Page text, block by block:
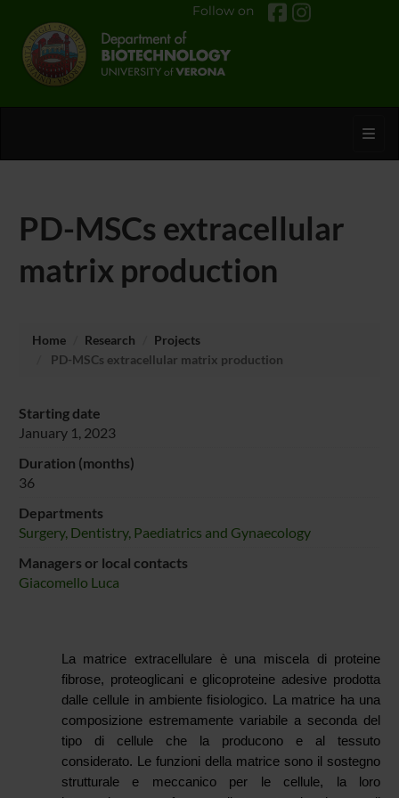
Follow on
PD-MSCs extracellular
matrix production
Home Research
Projects
PD-MSCs extracellular matrix production
Starting date
January 1, 2023
Duration (months)
36
Departments
Surgery, Dentistry, Paediatrics and Gynaecology
Managers or local contacts
Giacomello Luca
La matrice extracellulare è una miscela di proteine
fibrose, proteoglicani e glicoproteine adesive prodotta
dalle cellule in ambiente fisiologico. La matrice ha una
composizione estremamente variabile a seconda del
tipo di cellule che la producono e al tessuto
considerato. Le funzioni della matrice sono il sostegno
strutturale e meccanico per le cellule, la loro